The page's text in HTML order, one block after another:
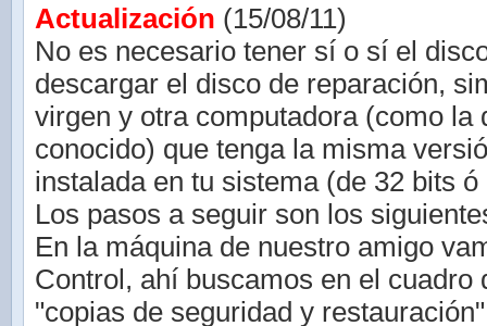
Actualización (15/08/11)
No es necesario tener sí o sí el
descargar el disco de reparación,
virgen y otra computadora (como la
conocido) que tenga la misma
instalada en tu sistema (de 32 bits ó
Los pasos a seguir son los
En la máquina de nuestro amigo
Control, ahí buscamos en el cuadro
"copias de seguridad y